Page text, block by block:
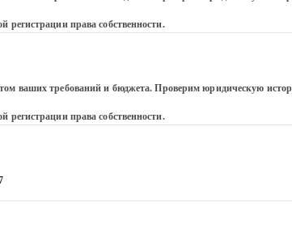
регистрации права собственности.
ваших требований и бюджета. Проверим юридическую
регистрации права собственности.